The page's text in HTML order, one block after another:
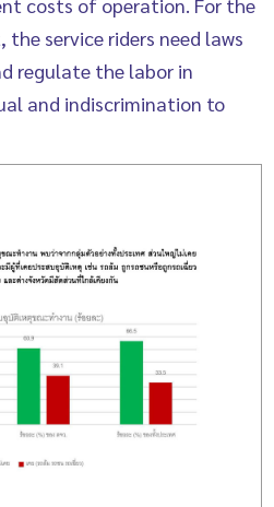
service riders need laws
regulate the labor in
and indiscrimination to